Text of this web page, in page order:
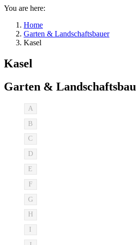
You are here:
Home
Garten & Landschaftsbauer
Kasel
Kasel
Garten &
A
B
C
D
E
F
G
H
I